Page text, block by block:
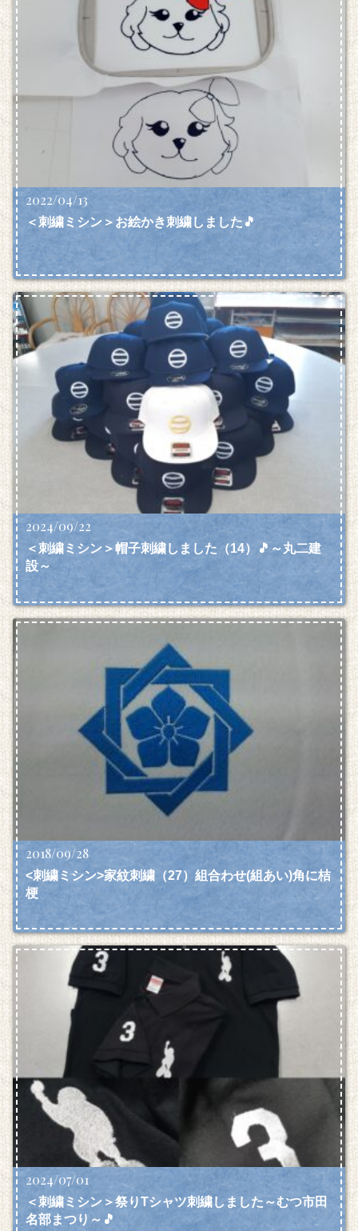
2022/04/13
＜刺繍ミシン＞お絵かき刺繍しました🎵
2024/09/22
＜刺繍ミシン＞帽子刺繍しました（14）🎵～丸二建
設～
2018/09/28
<刺繍ミシン>家紋刺繍（27）組合わせ(組あい)角に桔
梗
2024/07/01
＜刺繍ミシン＞祭りTシャツ刺繍しました～むつ市田
名部まつり～🎵